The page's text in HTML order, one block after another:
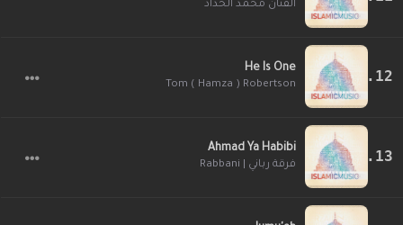
الفنان محمد الحداد
He Is One
Tom ( Hamza ) Robertson
Ahmad Ya Habibi
فرقة رباني | Rabbani